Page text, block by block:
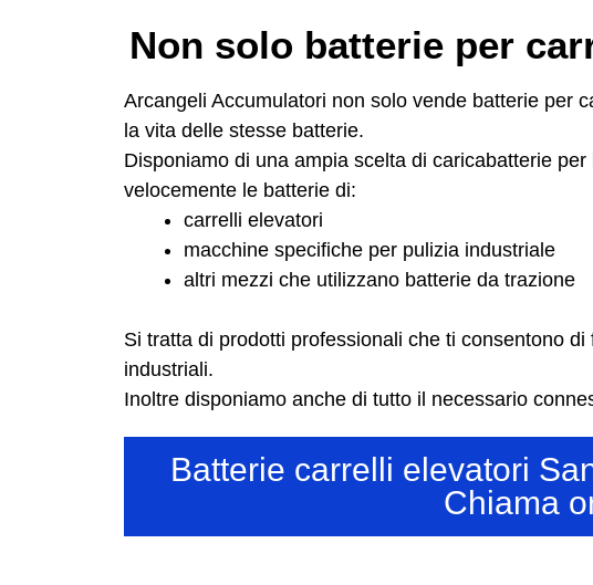
Non solo batterie per
Arcangeli Accumulatori non solo vende batterie per
la vita delle stesse batterie.
Disponiamo di una ampia scelta di caricabatterie
velocemente le batterie di:
carrelli elevatori
macchine specifiche per pulizia industriale
altri mezzi che utilizzano batterie da trazione
Si tratta di prodotti professionali che ti consentono
industriali.
Inoltre disponiamo anche di tutto il necessario
Batterie carrelli elevatori
Chiama